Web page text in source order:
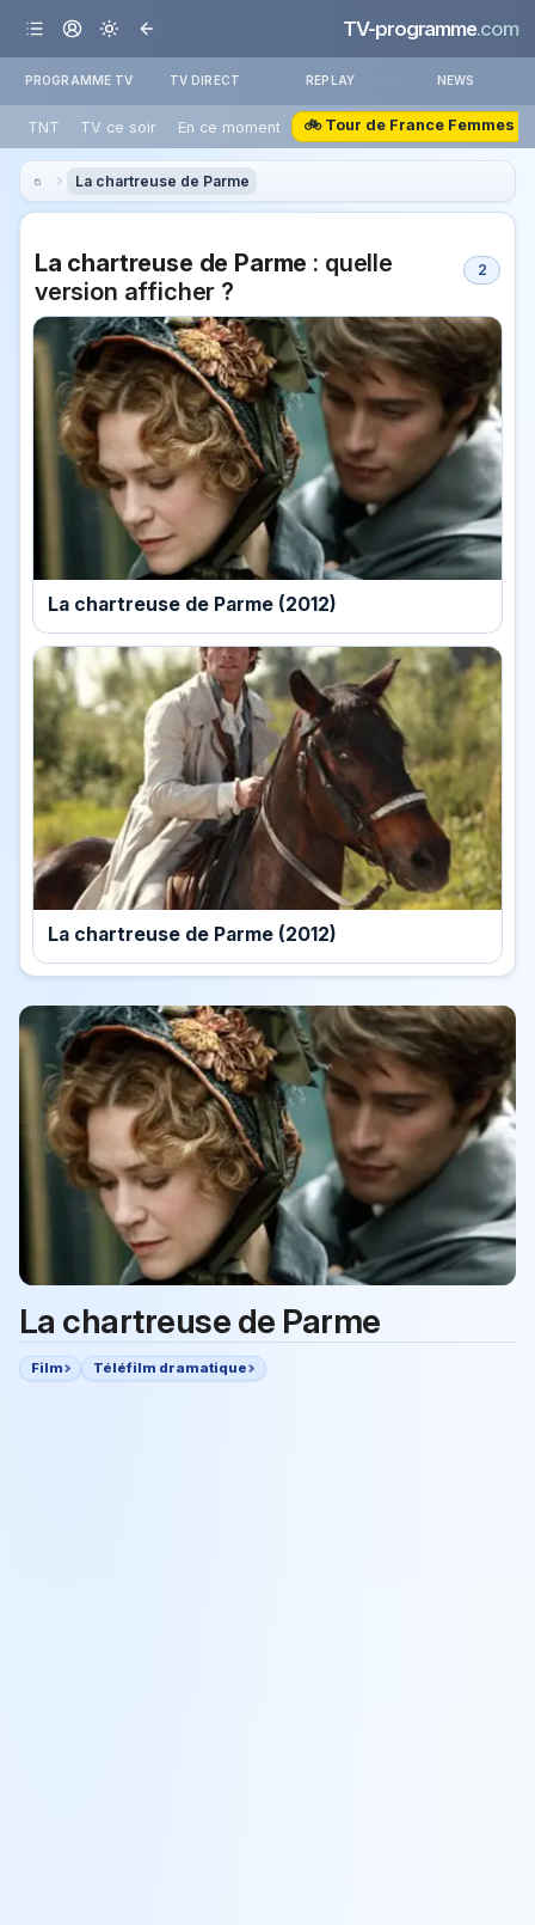
TV-programme.com
PROGRAMME TV TV DIRECT REPLAY NEWS
TNT TV ce soir En ce moment 🚲 Tour de France Femmes
La chartreuse de Parme
La chartreuse de Parme : quelle
version afficher ?
2
La chartreuse de Parme (2012)
La chartreuse de Parme (2012)
La chartreuse de Parme
Film Téléfilm dramatique